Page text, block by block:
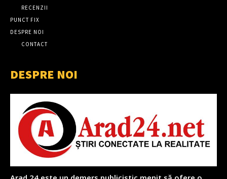
RECENZII
PUNCT FIX
DESPRE NOI
CONTACT
DESPRE NOI